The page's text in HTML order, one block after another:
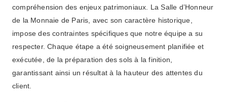
compréhension des enjeux patrimoniaux. La Salle d’Honneur
de la Monnaie de Paris, avec son caractère historique,
impose des contraintes spécifiques que notre équipe a su
respecter. Chaque étape a été soigneusement planifiée et
exécutée, de la préparation des sols à la finition,
garantissant ainsi un résultat à la hauteur des attentes du
client.